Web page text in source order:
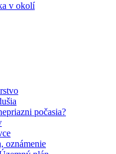
v okolí
počasia?
oznámenie